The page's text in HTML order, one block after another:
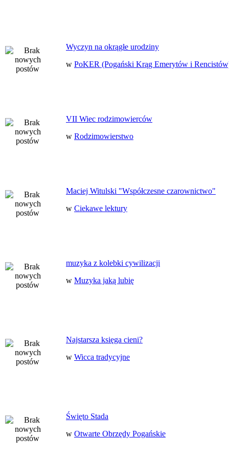
Wyczyn na okrągłe urodziny
w PoKER (Pogański Krąg Emerytów i
VII Wiec rodzimowierców
w Rodzimowierstwo
Maciej Witulski "Współczesne czarownictwo"
w Ciekawe lektury
muzyka z kolebki cywilizacji
w Muzyka jaką lubię
Najstarsza księga cieni?
w Wicca tradycyjne
Święto Stada
w Otwarte Obrzędy Pogańskie